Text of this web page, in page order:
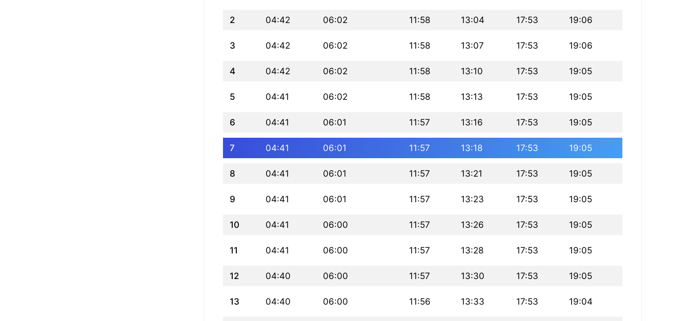
2 04:42 06:02 11:58 13:04 17:53 19:06
3 04:42 06:02 11:58 13:07 17:53 19:06
4 04:42 06:02 11:58 13:10 17:53 19:05
5 04:41 06:02 11:58 13:13 17:53 19:05
6 04:41 06:01 11:57 13:16 17:53 19:05
7 04:41 06:01 11:57 13:18 17:53 19:05
8 04:41 06:01 11:57 13:21 17:53 19:05
9 04:41 06:01 11:57 13:23 17:53 19:05
10 04:41 06:00 11:57 13:26 17:53 19:05
11 04:41 06:00 11:57 13:28 17:53 19:05
12 04:40 06:00 11:57 13:30 17:53 19:05
13 04:40 06:00 11:56 13:33 17:53 19:04